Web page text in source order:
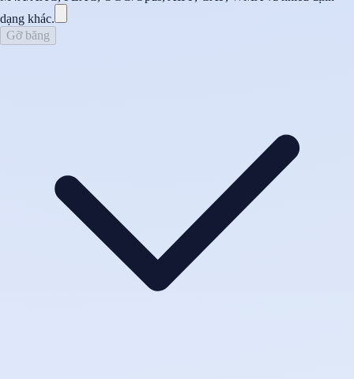
dạng khác.
Gỡ băng